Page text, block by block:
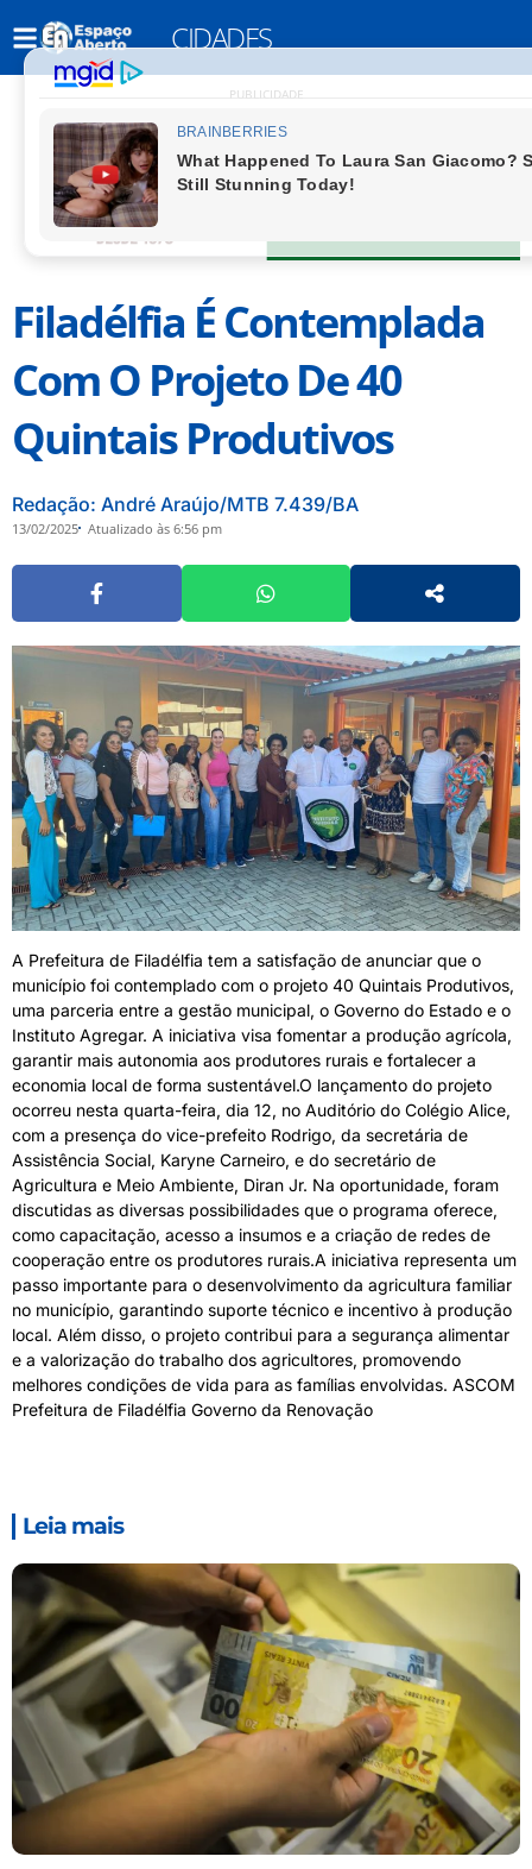
CIDADES
PUBLICIDADE
Filadélfia É Contemplada
Com O Projeto De 40
Quintais Produtivos
Redação: André Araújo/MTB 7.439/BA
13/02/2025 Atualizado às 6:56 pm
A Prefeitura de Filadélfia tem a satisfação de anunciar que o
município foi contemplado com o projeto 40 Quintais Produtivos,
uma parceria entre a gestão municipal, o Governo do Estado e o
Instituto Agregar. A iniciativa visa fomentar a produção agrícola,
garantir mais autonomia aos produtores rurais e fortalecer a
economia local de forma sustentável.O lançamento do projeto
ocorreu nesta quarta-feira, dia 12, no Auditório do Colégio Alice,
com a presença do vice-prefeito Rodrigo, da secretária de
Assistência Social, Karyne Carneiro, e do secretário de
Agricultura e Meio Ambiente, Diran Jr. Na oportunidade, foram
discutidas as diversas possibilidades que o programa oferece,
como capacitação, acesso a insumos e a criação de redes de
cooperação entre os produtores rurais.A iniciativa representa um
passo importante para o desenvolvimento da agricultura familiar
no município, garantindo suporte técnico e incentivo à produção
local. Além disso, o projeto contribui para a segurança alimentar
e a valorização do trabalho dos agricultores, promovendo
melhores condições de vida para as famílias envolvidas. ASCOM
Prefeitura de Filadélfia Governo da Renovação
Leia mais